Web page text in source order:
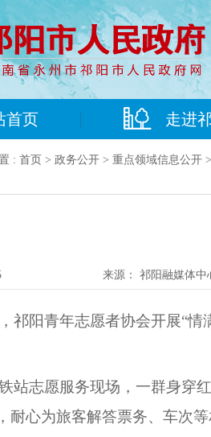
首页 走进
: 首页 > 政务公开 > 重点领域信息公开 >
来源： 祁阳融媒体中
祁阳青年志愿者协会开展“
站志愿服务现场，一群身穿
耐心为旅客解答票务、车次